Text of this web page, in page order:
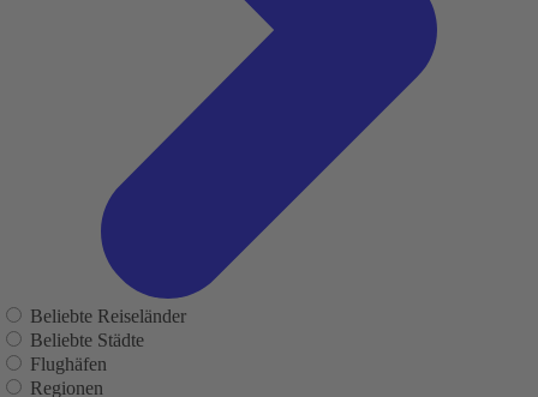
Beliebte Reiseländer
Beliebte Städte
Flughäfen
Regionen